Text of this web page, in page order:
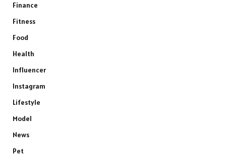
Finance
Fitness
Food
Health
Influencer
Instagram
Lifestyle
Model
News
Pet